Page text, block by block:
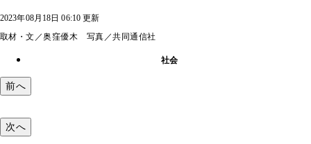
2023年08月18日 06:10 更新
取材・文／奥窪優木 写真／共同通信社
社会
前へ
次へ